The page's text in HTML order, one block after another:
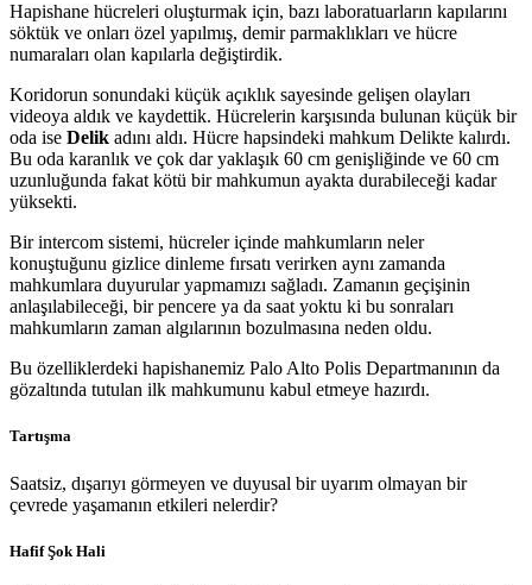
Hapishane hücreleri oluşturmak için, bazı laboratuarların kapılarını
söktük ve onları özel yapılmış, demir parmaklıkları ve hücre
numaraları olan kapılarla değiştirdik.
Koridorun sonundaki küçük açıklık sayesinde gelişen olayları
videoya aldık ve kaydettik. Hücrelerin karşısında bulunan küçük bir
oda ise Delik adını aldı. Hücre hapsindeki mahkum Delikte kalırdı.
Bu oda karanlık ve çok dar yaklaşık 60 cm genişliğinde ve 60 cm
uzunluğunda fakat kötü bir mahkumun ayakta durabileceği kadar
yüksekti.
Bir intercom sistemi, hücreler içinde mahkumların neler
konuştuğunu gizlice dinleme fırsatı verirken aynı zamanda
mahkumlara duyurular yapmamızı sağladı. Zamanın geçişinin
anlaşılabileceği, bir pencere ya da saat yoktu ki bu sonraları
mahkumların zaman algılarının bozulmasına neden oldu.
Bu özelliklerdeki hapishanemiz Palo Alto Polis Departmanının da
gözaltında tutulan ilk mahkumunu kabul etmeye hazırdı.
Tartışma
Saatsiz, dışarıyı görmeyen ve duyusal bir uyarım olmayan bir
çevrede yaşamanın etkileri nelerdir?
Hafif Şok Hali